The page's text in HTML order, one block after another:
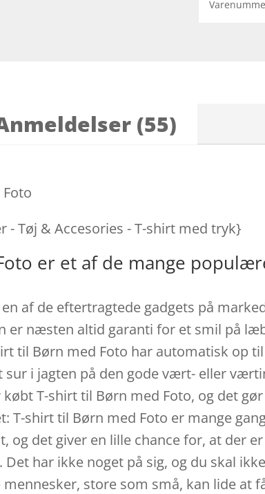
(55)
- Tøj & Accesories - T-shirt med tryk}
er et af de mange
af de eftertragtede gadgets på
er næsten altid garanti for et smil på
til Børn med Foto har automatisk op
i jagten på den gode vært- eller
T-shirt til Børn med Foto, og det
T-shirt til Børn med Foto er mange
og det giver en lille chance for, at der
Det har ikke noget på sig, og du skal
store som små, kan lide at